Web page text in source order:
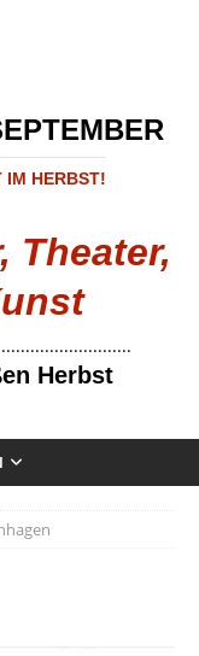
IM HERBST!
Theater,
Herbst